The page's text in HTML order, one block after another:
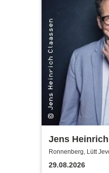
Jens
Keine
Ronnenberg, Lütt
29.08.2026